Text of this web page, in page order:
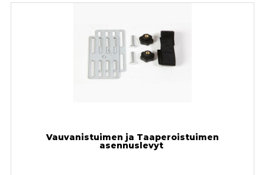
Vauvanistuimen ja Taaperoistuimen
asennuslevyt